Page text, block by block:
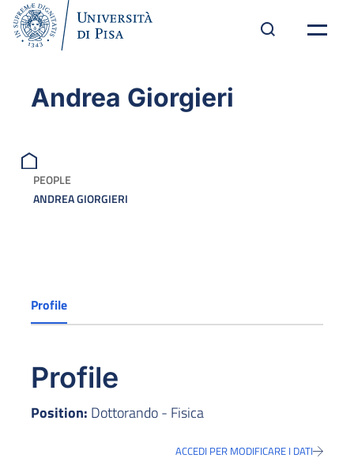
Andrea Giorgieri
PEOPLE
ANDREA GIORGIERI
Profile
Profile
Position: Dottorando - Fisica
ACCEDI PER MODIFICARE I DATI